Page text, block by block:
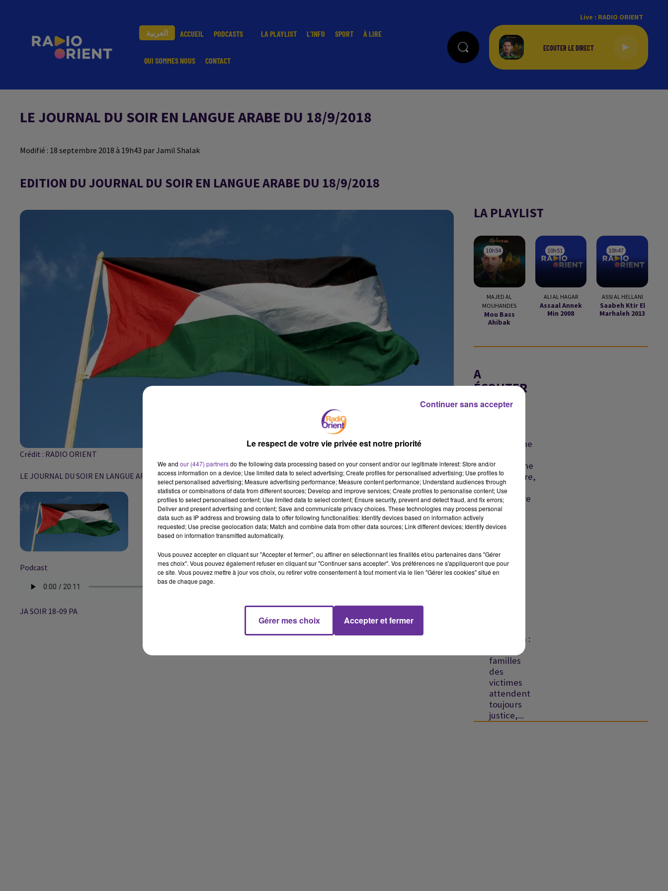
العربية ACCUEIL PODCASTS LA PLAYLIST L'INFO SPORT À LIRE
QUI SOMMES NOUS CONTACT
Live : RADIO ORIENT
LE JOURNAL DU SOIR EN LANGUE ARABE DU 18/9/2018
Modifié : 18 septembre 2018 à 19h43 par Jamil Shalak
EDITION DU JOURNAL DU SOIR EN LANGUE ARABE DU 18/9/2018
Crédit : RADIO ORIENT
LE JOURNAL DU SOIR EN LANGUE ARABE DU 18/9/2018
Podcast
JA SOIR 18-09 PA
LA PLAYLIST
10h54
10h54
MAJED AL
MOUHANDES
Mou Bass
Ahibak
10h51
10h51
ALI AL HAGAR
Assaal Annek
Min 2008
10h47
10h47
ASSI AL HELLANI
Saabeh Ktir El
Marhaleh 2013
A
ÉCOUTER
EN CE
Liban : une
israélienne
meurtrière,
la crise
migratoire
se...
Détroit
: Trump
menace
l’Iran,
Beyrouth :
familles
des
victimes
attendent
toujours
justice,...
Le respect de votre vie privée est notre priorité
We and our (447) partnersdo the following data processing based on your consent and/or our legitimate interest: Store and/or
access information on a device; Use limited data to select advertising; Create profiles for personalised advertising; Use profiles to
select personalised advertising; Measure advertising performance; Measure content performance; Understand audiences through
statistics or combinations of data from different sources; Develop and improve services; Create profiles to personalise content; Use
profiles to select personalised content; Use limited data to select content; Ensure security, prevent and detect fraud, and fix errors;
Deliver and present advertising and content; Save and communicate privacy choices. These technologies may process personal
data such as IP address and browsing data to offer following functionalities: Identify devices based on information actively
requested; Use precise geolocation data; Match and combine data from other data sources; Link different devices; Identify devices
based on information transmitted automatically.
Vous pouvez accepter en cliquant sur "Accepter et fermer", ou affiner en sélectionnant les finalités et/ou partenaires dans "Gérer
mes choix". Vous pouvez également refuser en cliquant sur "Continuer sans accepter". Vos préférences ne s'appliqueront que pour
ce site. Vous pouvez mettre à jour vos choix, ou retirer votre consentement à tout moment via le lien "Gérer les cookies" situé en
bas de chaque page.
Gérer mes choix Accepter et fermer
Continuer sans accepter